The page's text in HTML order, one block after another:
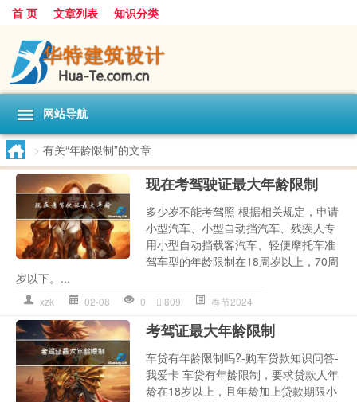
首 页 文章列表 知识分类
网站导航
> 有关“年龄限制”的文章
现在考驾驶证最大年龄限制
多少岁不能考驾照 根据相关规定，申请
小型汽车、小型自动挡汽车、残疾人专
用小型自动挡载客汽车、轻便摩托车准
驾车型的年龄限制在18周岁以上，70周
岁以下。...
xzk 02-08 0 809 春节2024
考驾证最大年龄限制
车贷有年龄限制吗?-购车贷款知识问答-
我爱卡 车贷有年龄限制，要求贷款人年
龄在18岁以上，且年龄加上贷款期限小